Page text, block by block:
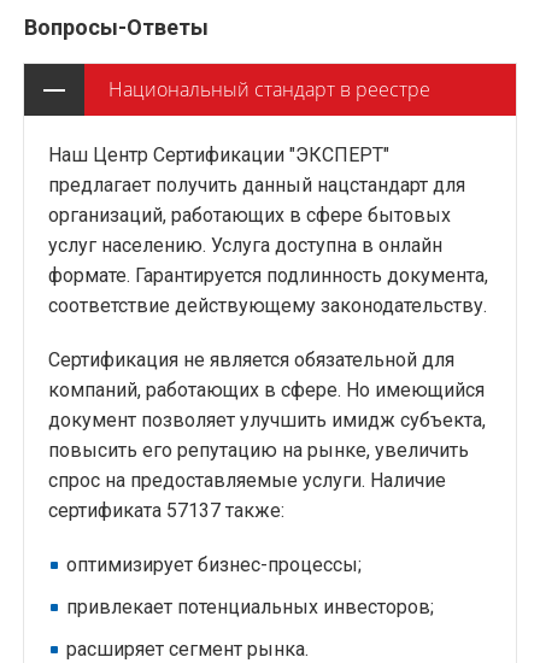
Вопросы-Ответы
Национальный стандарт в реестре
Наш Центр Сертификации "ЭКСПЕРТ"
предлагает получить данный нацстандарт для
организаций, работающих в сфере бытовых
услуг населению. Услуга доступна в онлайн
формате. Гарантируется подлинность документа,
соответствие действующему законодательству.
Сертификация не является обязательной для
компаний, работающих в сфере. Но имеющийся
документ позволяет улучшить имидж субъекта,
повысить его репутацию на рынке, увеличить
спрос на предоставляемые услуги. Наличие
сертификата 57137 также:
оптимизирует бизнес-процессы;
привлекает потенциальных инвесторов;
расширяет сегмент рынка.